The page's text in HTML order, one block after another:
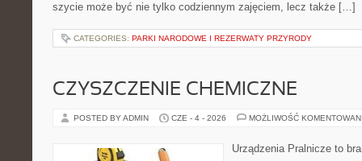
szycie może być nie tylko codziennym zajęciem, lecz także […]
CATEGORIES: PARKI NARODOWE I REZERWATY PRZYRODY
CZYSZCZENIE CHEMICZNE
POSTED BY ADMIN CZE - 4 - 2026 MOŻLIWOŚĆ
Urządzenia Pralnicze to